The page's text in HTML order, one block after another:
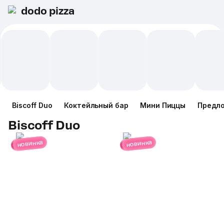
dodo pizza
Biscoff Duo Коктейльный бар Мини Пиццы
Biscoff Duo
новинка новинка